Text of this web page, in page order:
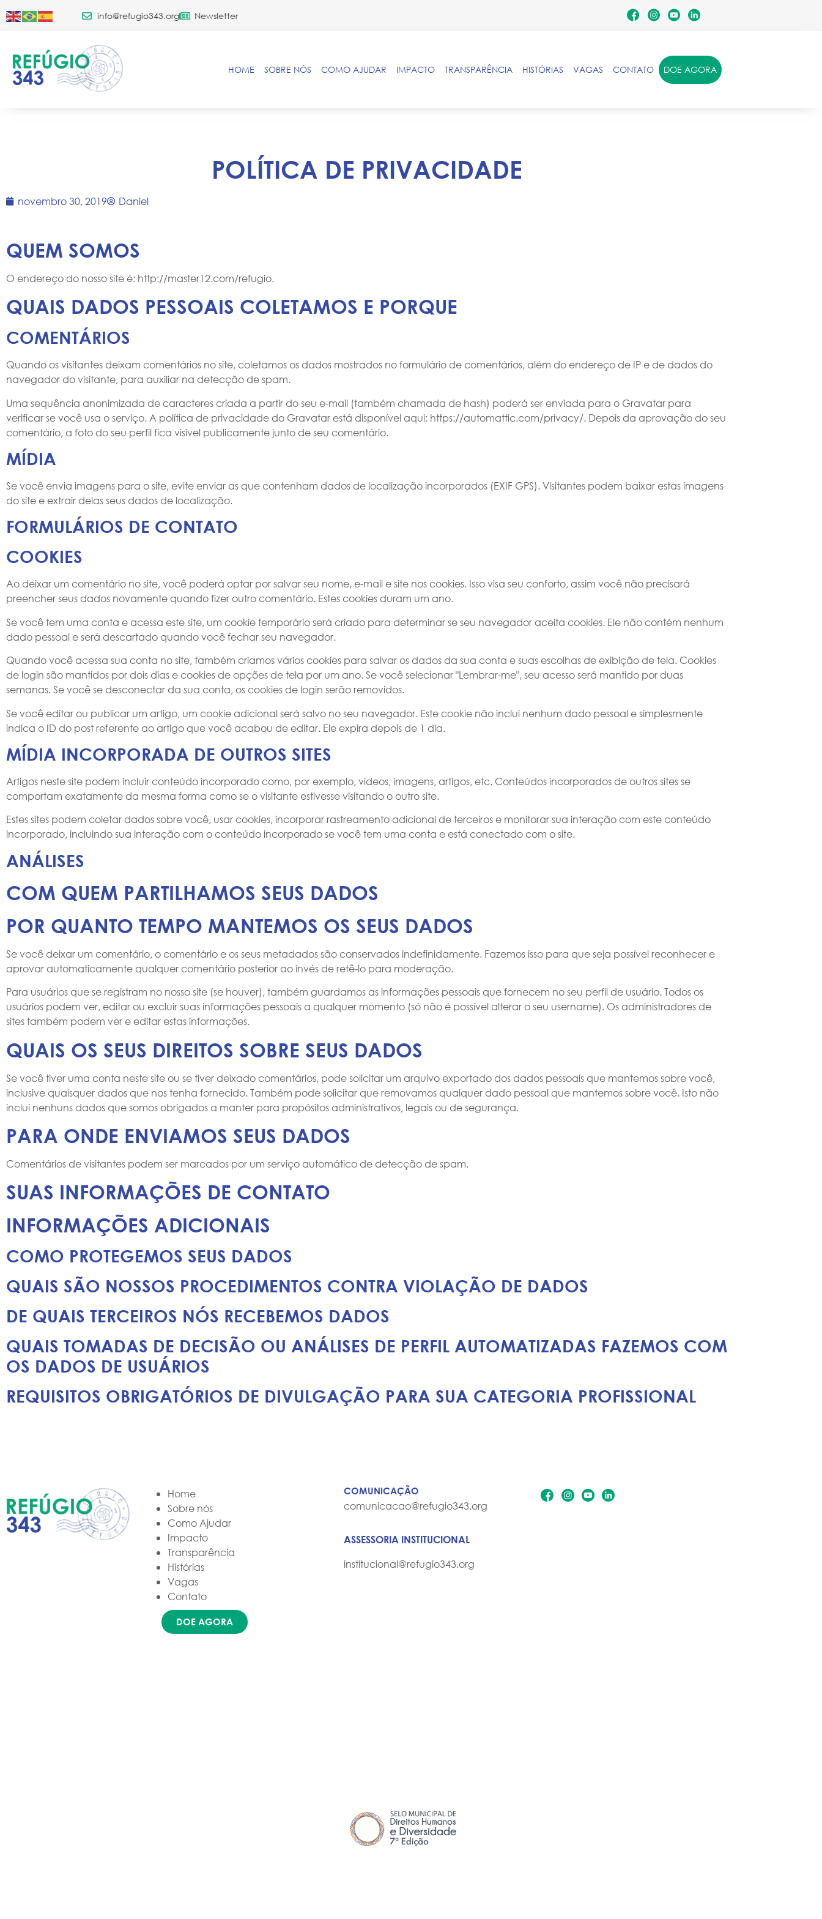
info@refugio343.org Newsletter
HOME SOBRE NÓS COMO AJUDAR IMPACTO TRANSPARÊNCIA HISTÓRIAS VAGAS CONTATO DOE AGORA
POLÍTICA DE PRIVACIDADE
novembro 30, 2019 Daniel
QUEM SOMOS
O endereço do nosso site é: http://master12.com/refugio.
QUAIS DADOS PESSOAIS COLETAMOS E PORQUE
COMENTÁRIOS
Quando os visitantes deixam comentários no site, coletamos os dados mostrados no formulário de comentários, além do endereço de IP e de dados do
navegador do visitante, para auxiliar na detecção de spam.
Uma sequência anonimizada de caracteres criada a partir do seu e-mail (também chamada de hash) poderá ser enviada para o Gravatar para
verificar se você usa o serviço. A política de privacidade do Gravatar está disponível aqui: https://automattic.com/privacy/. Depois da aprovação do seu
comentário, a foto do seu perfil fica visível publicamente junto de seu comentário.
MÍDIA
Se você envia imagens para o site, evite enviar as que contenham dados de localização incorporados (EXIF GPS). Visitantes podem baixar estas imagens
do site e extrair delas seus dados de localização.
FORMULÁRIOS DE CONTATO
COOKIES
Ao deixar um comentário no site, você poderá optar por salvar seu nome, e-mail e site nos cookies. Isso visa seu conforto, assim você não precisará
preencher seus dados novamente quando fizer outro comentário. Estes cookies duram um ano.
Se você tem uma conta e acessa este site, um cookie temporário será criado para determinar se seu navegador aceita cookies. Ele não contém nenhum
dado pessoal e será descartado quando você fechar seu navegador.
Quando você acessa sua conta no site, também criamos vários cookies para salvar os dados da sua conta e suas escolhas de exibição de tela. Cookies
de login são mantidos por dois dias e cookies de opções de tela por um ano. Se você selecionar "Lembrar-me", seu acesso será mantido por duas
semanas. Se você se desconectar da sua conta, os cookies de login serão removidos.
Se você editar ou publicar um artigo, um cookie adicional será salvo no seu navegador. Este cookie não inclui nenhum dado pessoal e simplesmente
indica o ID do post referente ao artigo que você acabou de editar. Ele expira depois de 1 dia.
MÍDIA INCORPORADA DE OUTROS SITES
Artigos neste site podem incluir conteúdo incorporado como, por exemplo, vídeos, imagens, artigos, etc. Conteúdos incorporados de outros sites se
comportam exatamente da mesma forma como se o visitante estivesse visitando o outro site.
Estes sites podem coletar dados sobre você, usar cookies, incorporar rastreamento adicional de terceiros e monitorar sua interação com este conteúdo
incorporado, incluindo sua interação com o conteúdo incorporado se você tem uma conta e está conectado com o site.
ANÁLISES
COM QUEM PARTILHAMOS SEUS DADOS
POR QUANTO TEMPO MANTEMOS OS SEUS DADOS
Se você deixar um comentário, o comentário e os seus metadados são conservados indefinidamente. Fazemos isso para que seja possível reconhecer e
aprovar automaticamente qualquer comentário posterior ao invés de retê-lo para moderação.
Para usuários que se registram no nosso site (se houver), também guardamos as informações pessoais que fornecem no seu perfil de usuário. Todos os
usuários podem ver, editar ou excluir suas informações pessoais a qualquer momento (só não é possível alterar o seu username). Os administradores de
sites também podem ver e editar estas informações.
QUAIS OS SEUS DIREITOS SOBRE SEUS DADOS
Se você tiver uma conta neste site ou se tiver deixado comentários, pode solicitar um arquivo exportado dos dados pessoais que mantemos sobre você,
inclusive quaisquer dados que nos tenha fornecido. Também pode solicitar que removamos qualquer dado pessoal que mantemos sobre você. Isto não
inclui nenhuns dados que somos obrigados a manter para propósitos administrativos, legais ou de segurança.
PARA ONDE ENVIAMOS SEUS DADOS
Comentários de visitantes podem ser marcados por um serviço automático de detecção de spam.
SUAS INFORMAÇÕES DE CONTATO
INFORMAÇÕES ADICIONAIS
COMO PROTEGEMOS SEUS DADOS
QUAIS SÃO NOSSOS PROCEDIMENTOS CONTRA VIOLAÇÃO DE DADOS
DE QUAIS TERCEIROS NÓS RECEBEMOS DADOS
QUAIS TOMADAS DE DECISÃO OU ANÁLISES DE PERFIL AUTOMATIZADAS FAZEMOS COM
OS DADOS DE USUÁRIOS
REQUISITOS OBRIGATÓRIOS DE DIVULGAÇÃO PARA SUA CATEGORIA PROFISSIONAL
Home
Sobre nós
Como Ajudar
Impacto
Transparência
Histórias
Vagas
Contato
DOE AGORA
COMUNICAÇÃO
comunicacao@refugio343.org
ASSESSORIA INSTITUCIONAL
institucional@refugio343.org